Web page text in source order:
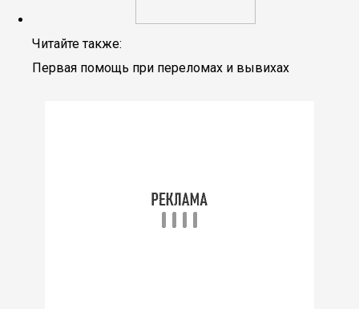
Читайте также:
Первая помощь при переломах и вывихах